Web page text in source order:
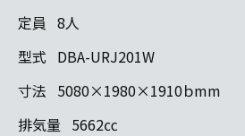
定員 8人
型式 DBA-URJ201W
寸法 5080×1980×1910ｂmm
排気量 5662㏄